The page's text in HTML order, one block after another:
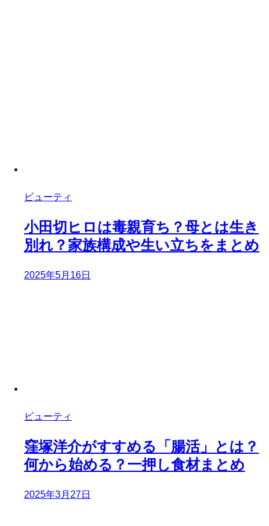
ビューティ
小田切ヒロは毒親育ち？母とは生き
別れ？家族構成や生い立ちをまとめ
2025年5月16日
ビューティ
窪塚洋介がすすめる「腸活」とは？
何から始める？一押し食材まとめ
2025年3月27日